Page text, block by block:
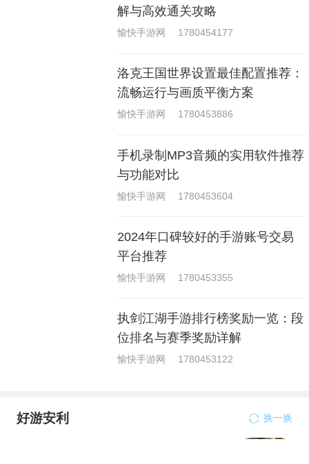
戏，相信你们一定会喜欢的。
解与高效通关攻略
愉快手游网 1780454177
洛克王国世界设置最佳配置推荐：
流畅运行与画质平衡方案
愉快手游网 1780453886
手机录制MP3音频的实用软件推荐
与功能对比
愉快手游网 1780453604
2024年口碑较好的手游账号交易
平台推荐
愉快手游网 1780453355
执剑江湖手游排行榜奖励一览：段
位排名与赛季奖励详解
愉快手游网 1780453122
好游安利 换一换